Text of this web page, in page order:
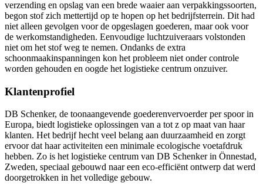
verzending en opslag van een brede waaier aan verpakkingssoorten,
begon stof zich mettertijd op te hopen op het bedrijfsterrein. Dit had
niet alleen gevolgen voor de opgeslagen goederen, maar ook voor
de werkomstandigheden. Eenvoudige luchtzuiveraars volstonden
niet om het stof weg te nemen. Ondanks de extra
schoonmaakinspanningen kon het probleem niet onder controle
worden gehouden en oogde het logistieke centrum onzuiver.
Klantenprofiel
DB Schenker, de toonaangevende goederenvervoerder per spoor in
Europa, biedt logistieke oplossingen van a tot z op maat van haar
klanten. Het bedrijf hecht veel belang aan duurzaamheid en zorgt
ervoor dat haar activiteiten een minimale ecologische voetafdruk
hebben. Zo is het logistieke centrum van DB Schenker in Önnestad,
Zweden, speciaal gebouwd naar een eco-efficiënt ontwerp dat werd
doorgetrokken in het volledige gebouw.